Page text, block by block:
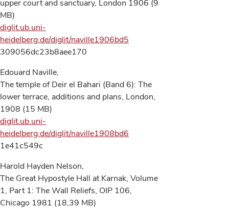
upper court and sanctuary, London 1906 (9
MB)
diglit.ub.uni-
heidelberg.de/diglit/naville1906bd5
309056dc23b8aee170
Edouard Naville,
The temple of Deir el Bahari (Band 6): The
lower terrace, additions and plans, London,
1908 (15 MB)
diglit.ub.uni-
heidelberg.de/diglit/naville1908bd6
1e41c549c
Harold Hayden Nelson,
The Great Hypostyle Hall at Karnak, Volume
1, Part 1: The Wall Reliefs, OIP 106,
Chicago 1981 (18,39 MB)